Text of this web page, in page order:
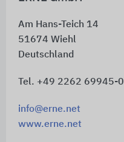
Am Hans-Teich 14
51674 Wiehl
Deutschland
Tel. +49 2262 69945-0
info@erne.net
www.erne.net